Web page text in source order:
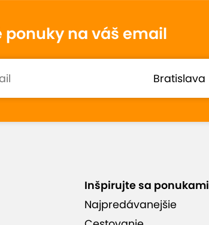
Monika
priestory.
hodnotenia (75)
ponuky na váš email
Inšpirujte sa ponukami
Najpredávanejšie